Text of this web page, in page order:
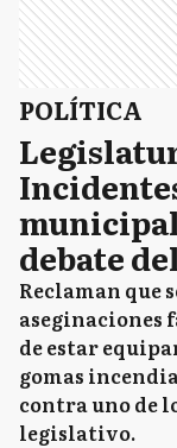
POLÍTICA
debate
Reclaman que
aseginaciones
de estar
gomas
contra uno de
legislativo.